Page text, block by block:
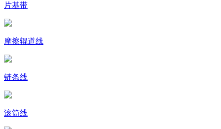
片基带
摩擦辊道线
链条线
滚筒线